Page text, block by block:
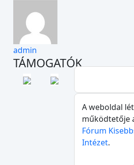
admin
TÁMOGATÓK
A weboldal
működtetője
Fórum
Intézet.